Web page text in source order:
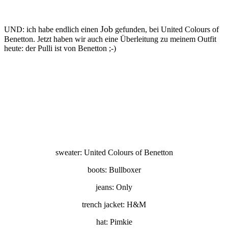
UND: ich habe endlich einen Job gefunden, bei United Colours of
Benetton. Jetzt haben wir auch eine Überleitung zu meinem Outfit
heute: der Pulli ist von Benetton ;-)
sweater: United Colours of Benetton
boots: Bullboxer
jeans: Only
trench jacket: H&M
hat: Pimkie